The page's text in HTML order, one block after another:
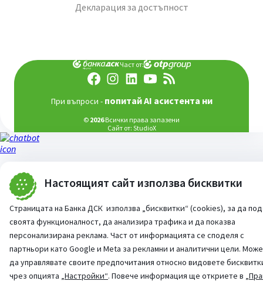
Настоящият сайт използва бисквитки
Страницата на Банка ДСК използва „бисквитки“ (cookies), за да
своята функционалност, да анализира трафика и да показва
персонализирана реклама. Част от информацията се споделя с
партньори като Google и Meta за рекламни и аналитични цели.
да управлявате своите предпочитания относно видовете
чрез опцията „Настройки“. Повече информация ще откриете в
Декларация за достъпност
Част от:
При въпроси - попитай AI асистента ни
© 2026Всички права запазени
Сайт от: StudioX